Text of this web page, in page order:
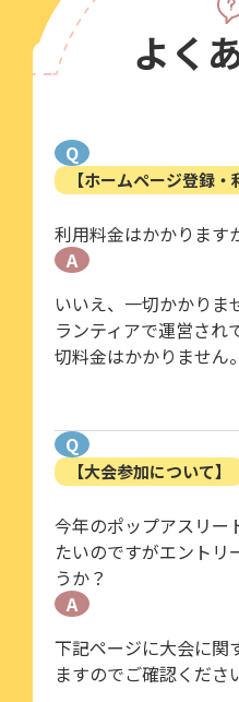
よく
Q
【ホームページ登録・
利用料金はかかります
A
いいえ、一切かかりま
ランティアで運営され
切料金はかかりません。
Q
【大会参加について】
今年のポップアスリー
たいのですがエントリ
うか？
A
下記ページに大会に関
ますのでご確認くださ